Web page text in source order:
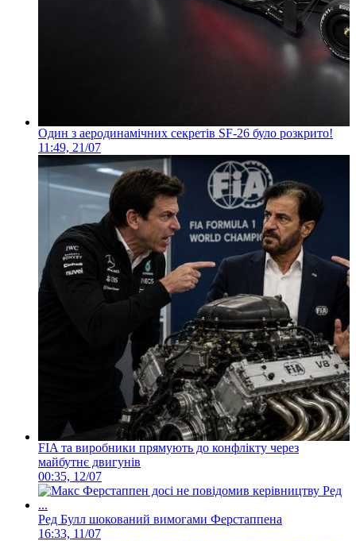
Один з аеродинамічних секретів SF-26 було розкрито!
11:49, 21/07
FIA та виробники прямують до конфлікту через
майбутнє двигунів
00:35, 12/07
Ред Булл шокований вимогами Ферстаппена
16:33, 11/07